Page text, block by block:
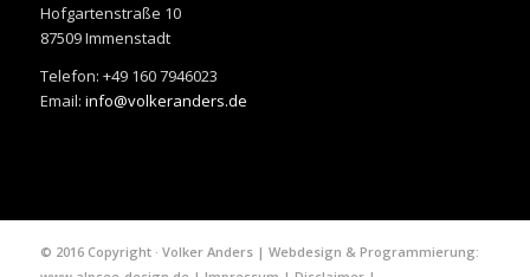
Hofgartenstraße 10
87509 Immenstadt
Telefon: +49 160 7946023
Email: info@volkeranders.de
© 2016 Copyright · Volker Anders | Webdesign & Programmierung: